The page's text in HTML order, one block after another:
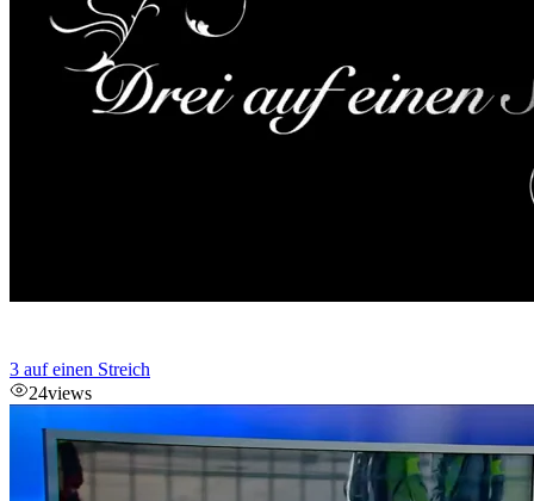
3 auf einen Streich
24views